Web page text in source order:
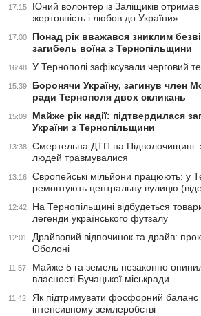
17:15
Юний волонтер із Заліщиків
жертовність і любов до України»
17:00
Понад рік вважався зниклим
загибель воїна з Тернопільщини
16:48 У Тернополі зафіксували черговий
15:39
Боронячи Україну, загинув член
ради Тернополя двох скликань
15:09
Майже рік надії: підтвердилася
України з Тернопільщини
13:38
Смертельна ДТП на Підволочищині:
людей травмувалися
13:16
Європейські мільйони працюють: у
ремонтують центральну вулицю
12:42
На Тернопільщині відбудеться
легенди українського футзалу
12:01
Драйвовий відпочинок та драйв:
Оболоні
11:57
Майже 5 га земель незаконно
власності Бучацької міськради
11:42
Як підтримувати фосфорний баланс
інтенсивному землеробстві